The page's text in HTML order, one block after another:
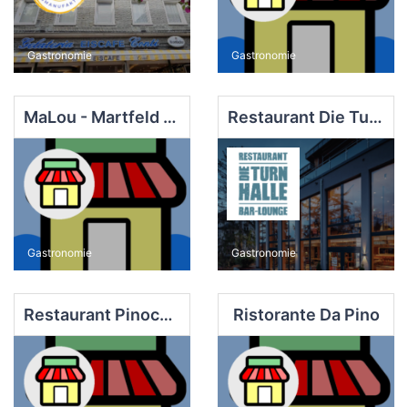
Gastronomie Gastronomie
MaLou - Martfeld Lounge
Gastronomie
Restaurant Die Turnhalle
Gastronomie
Restaurant Pinocchio Schwelm Ristorante Da Pino